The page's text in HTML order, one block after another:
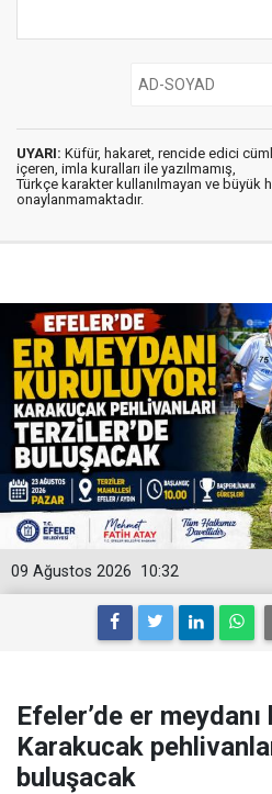
UYARI: Küfür, hakaret, rencide edici
içeren, imla kuralları ile yazılmamış,
Türkçe karakter kullanılmayan ve büyük
onaylanmamaktadır.
10:32
09 Ağustos 2026
Efeler’de er
Karakucak
buluşacak